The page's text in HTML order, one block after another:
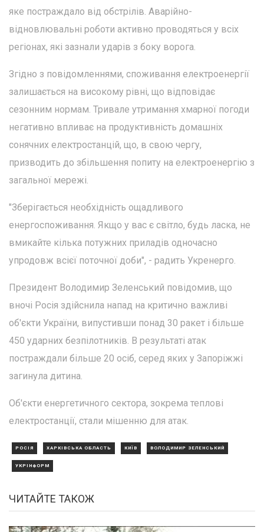
яке постраждало від обстрілів. Аварійно-
відновлювальні роботи активно проводяться у всіх
регіонах, які зазнали ударів з боку ворога.
Згідно з повідомленнями, споживання електроенергії
залишається на високому рівні, що відповідає
сезонним нормам. Тривале утримання хмарної погоди
негативно впливає на продуктивність домашніх
сонячних електростанцій, що, в свою чергу,
призводить до збільшення попиту на електроенергію з
загальної мережі.
"Зберігається необхідність ощадливого
енергоспоживання. Якщо у вас є світло, будь ласка, не
вмикайте кілька потужних приладів одночасно
упродовж всієї поточної доби", - радить Укренерго.
Президент Володимир Зеленський повідомив, що
вночі Росія здійснила напад на критично важливі
об'єкти України, випустивши понад 30 ракет і більше
450 ударних безпілотників. В результаті атак
постраждали більше 20 осіб, серед яких у Запоріжжі
загинула дитина.
Об'єкти енергетичного сектора, зокрема теплові
електростанції, стали мішенню для атак.
РОСІЯ ХАРКІВСЬКА ОБЛАСТЬ КИЇВ ВОЛОДИМИР ЗЕЛЕНСЬКИЙ
УКРІНФОРМ
ЧИТАЙТЕ ТАКОЖ